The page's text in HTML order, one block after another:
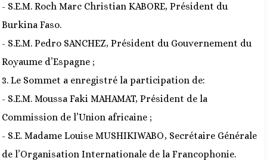
- S.E.M. Roch Marc Christian KABORE, Président du
Burkina Faso.
- S.E.M. Pedro SANCHEZ, Président du Gouvernement du
Royaume d’Espagne ;
3. Le Sommet a enregistré la participation de:
- S.E.M. Moussa Faki MAHAMAT, Président de la
Commission de l’Union africaine ;
- S.E. Madame Louise MUSHIKIWABO, Secrétaire Générale
de l’Organisation Internationale de la Francophonie.